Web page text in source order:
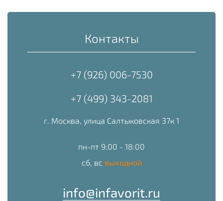
Контакты
+7 (926) 006-7530
+7 (499) 343-2081
г. Москва, улица Салтыковская 37к 1
пн-пт 9:00 - 18:00
сб, вс выходной
info@infavorit.ru